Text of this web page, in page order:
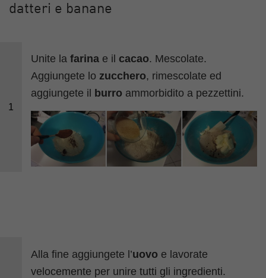
datteri e banane
1
Unite lafarina e il cacao. Mescolate.
Aggiungete lozucchero, rimescolate ed
aggiungete il
burro ammorbidito a pezzettini.
Alla fine aggiungete l’uovo e lavorate
velocemente per unire tutti gli ingredienti.